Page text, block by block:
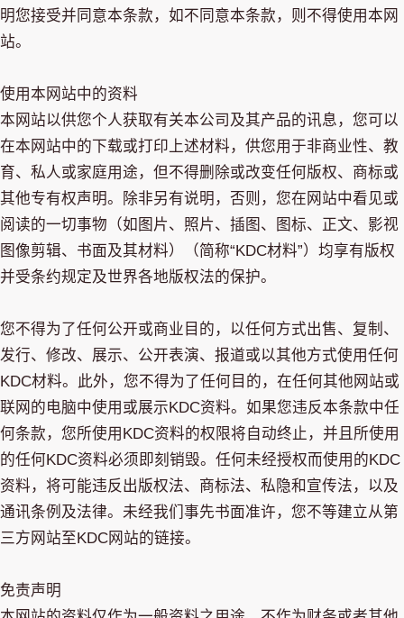
明您接受并同意本条款，如不同意本条款，则不得使用本网
站。
使用本网站中的资料
本网站以供您个人获取有关本公司及其产品的讯息，您可以
在本网站中的下载或打印上述材料，供您用于非商业性、教
育、私人或家庭用途，但不得删除或改变任何版权、商标或
其他专有权声明。除非另有说明，否则，您在网站中看见或
阅读的一切事物（如图片、照片、插图、图标、正文、影视
图像剪辑、书面及其材料）（简称“KDC材料”）均享有版权
并受条约规定及世界各地版权法的保护。
您不得为了任何公开或商业目的，以任何方式出售、复制、
发行、修改、展示、公开表演、报道或以其他方式使用任何
KDC材料。此外，您不得为了任何目的，在任何其他网站或
联网的电脑中使用或展示KDC资料。如果您违反本条款中任
何条款，您所使用KDC资料的权限将自动终止，并且所使用
的任何KDC资料必须即刻销毁。任何未经授权而使用的KDC
资料，将可能违反出版权法、商标法、私隐和宣传法，以及
通讯条例及法律。未经我们事先书面准许，您不等建立从第
三方网站至KDC网站的链接。
免责声明